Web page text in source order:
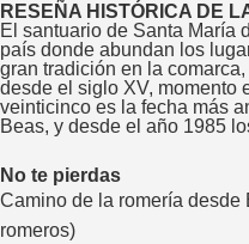
RESEÑA HISTÓRICA DE
El santuario de Santa María
país donde abundan los
gran tradición en la
desde el siglo XV, momento
veinticinco es la fecha más
Beas, y desde el año 1985
No te pierdas
Camino de la romería desde
romeros)